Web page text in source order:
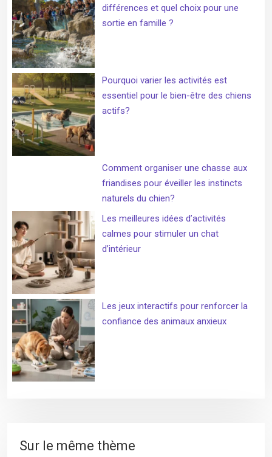
différences et quel choix pour une
sortie en famille ?
Pourquoi varier les activités est
essentiel pour le bien-être des chiens
actifs?
Comment organiser une chasse aux
friandises pour éveiller les instincts
naturels du chien?
Les meilleures idées d’activités
calmes pour stimuler un chat
d’intérieur
Les jeux interactifs pour renforcer la
confiance des animaux anxieux
Sur le même thème